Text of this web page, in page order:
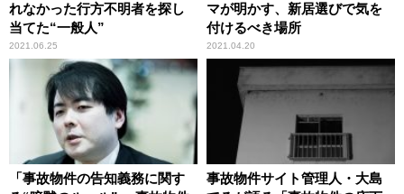
れなかった行方不明者を探し
当てた“一般人”
2021.06.25
マが明かす、新居選びで気を
付けるべき場所
2021.04.20
「事故物件の告知義務に関す
事故物件サイト管理人・大島